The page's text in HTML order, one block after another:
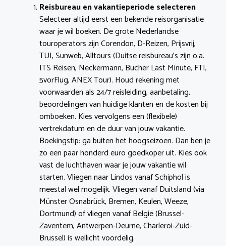
Reisbureau en vakantieperiode selecteren
Selecteer altijd eerst een bekende reisorganisatie
waar je wil boeken. De grote Nederlandse
touroperators zijn Corendon, D-Reizen, Prijsvrij,
TUI, Sunweb, Alltours (Duitse reisbureau’s zijn o.a.
ITS Reisen, Neckermann, Bucher Last Minute, FTI,
5vorFlug, ANEX Tour). Houd rekening met
voorwaarden als 24/7 reisleiding, aanbetaling,
beoordelingen van huidige klanten en de kosten bij
omboeken. Kies vervolgens een (flexibele)
vertrekdatum en de duur van jouw vakantie.
Boekingstip: ga buiten het hoogseizoen. Dan ben je
zo een paar honderd euro goedkoper uit. Kies ook
vast de luchthaven waar je jouw vakantie wil
starten. Vliegen naar Lindos vanaf Schiphol is
meestal wel mogelijk. Vliegen vanaf Duitsland (via
Münster Osnabrück, Bremen, Keulen, Weeze,
Dortmund) of vliegen vanaf België (Brussel-
Zaventem, Antwerpen-Deurne, Charleroi-Zuid-
Brussel) is wellicht voordelig.